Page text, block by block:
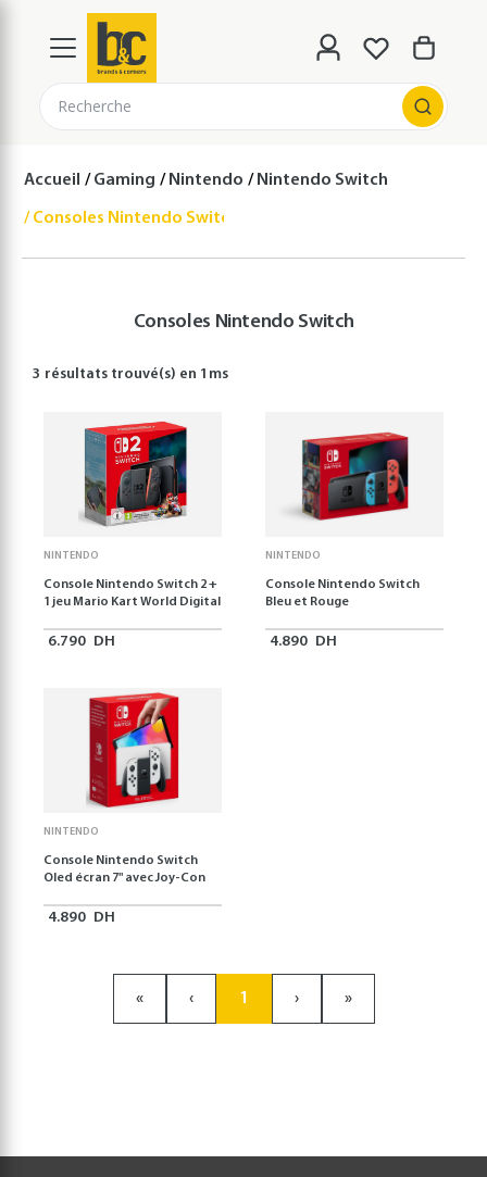
Recherche
Accueil Gaming Nintendo Nintendo Switch
Consoles Nintendo Switch
Consoles Nintendo Switch
3 résultats trouvé(s) en 1 ms
NINTENDO
Console Nintendo Switch 2 +
1 jeu Mario Kart World Digital
6.790 DH
NINTENDO
Console Nintendo Switch
Bleu et Rouge
4.890 DH
NINTENDO
Console Nintendo Switch
Oled écran 7" avec Joy-Con
4.890 DH
« ‹ 1 › »